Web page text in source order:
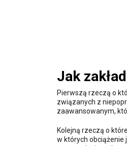
Jak
Pierwszą rzeczą o
związanych z
zaawansowanym,
Kolejną rzeczą o
w których obciążenie